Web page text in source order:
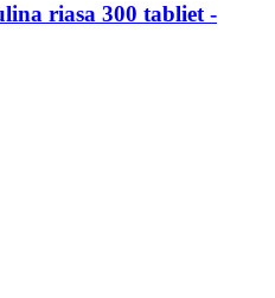
riasa 300 tabliet -